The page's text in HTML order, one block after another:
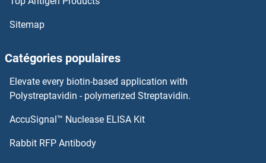
IL22 Receptor alpha 1 Kits ELISA
IL20RB Kits ELISA
IL20RA Kits ELISA
IL2 Receptor beta Kits ELISA
IL4 Receptor Kits ELISA
Sitemap
Catégories populaires
Elevate every biotin-based application with
Polystreptavidin - polymerized Streptavidin.
AccuSignal™ Nuclease ELISA Kit
Rabbit RFP Antibody